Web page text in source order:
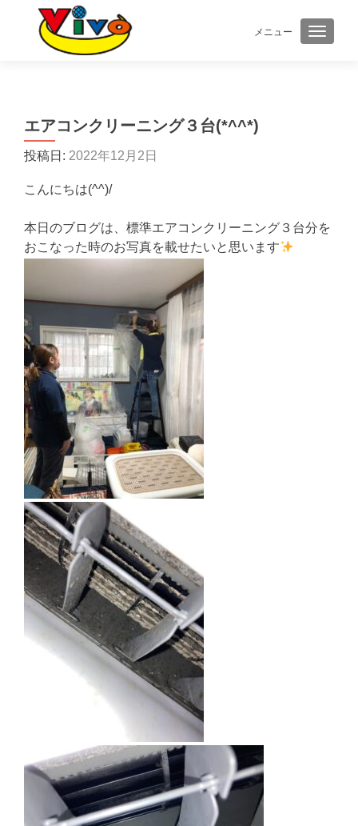
メニュー ナビゲ
エアコンクリーニング３台(*^^*)
投稿日: 2022年12月2日
こんにちは(^^)/
本日のブログは、標準エアコンクリーニング３台分を
おこなった時のお写真を載せたいと思います